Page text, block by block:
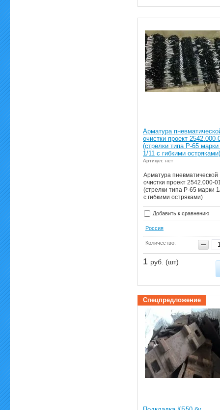
Арматура
очистки проект 2542.000-
(стрелки типа Р-65
1/11 с гибкими остряками)
Артикул: нет
Арматура пневматической
очистки проект 2542.000-
(стрелки типа Р-65 марки
с гибкими остряками)
Добавить к сравнению
Россия
Количество:
1 руб. (шт)
Спецпредложение